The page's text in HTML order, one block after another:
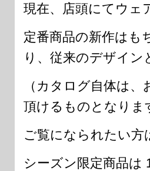
現在、店頭にてウェ
定番商品の新作はも
り、従来のデザイ
（カタログ自体は
頂けるものとなりま
ご覧になられたい方
シーズン限定商品は